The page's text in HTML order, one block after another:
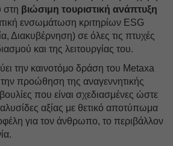
στη βιώσιμη τουριστική ανάπτυξη
ενσωμάτωση κριτηρίων ESG
Διακυβέρνηση) σε όλες τις πτυχές
και της λειτουργίας του.
την καινοτόμο δράση του Metaxa
προώθηση της αναγεννητικής
που είναι σχεδιασμένες ώστε
αξίας με θετικό αποτύπωμα
για τον άνθρωπο, το περιβάλλον